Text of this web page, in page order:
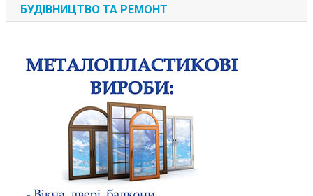
БУДІВНИЦТВО ТА РЕМОНТ